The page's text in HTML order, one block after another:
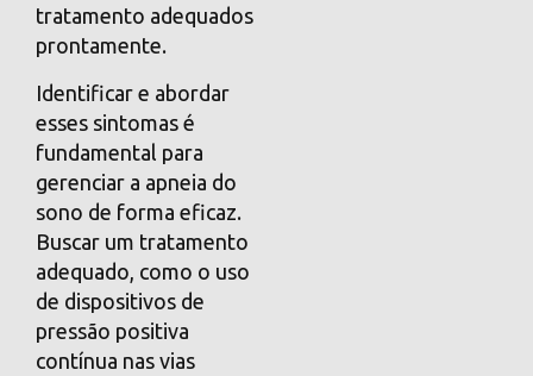
tratamento adequados
prontamente.
Identificar e abordar
esses sintomas é
fundamental para
gerenciar a apneia do
sono de forma eficaz.
Buscar um tratamento
adequado, como o uso
de dispositivos de
pressão positiva
contínua nas vias